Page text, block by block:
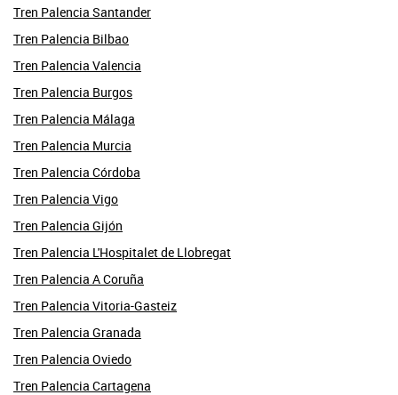
Tren Palencia Santander
Tren Palencia Bilbao
Tren Palencia Valencia
Tren Palencia Burgos
Tren Palencia Málaga
Tren Palencia Murcia
Tren Palencia Córdoba
Tren Palencia Vigo
Tren Palencia Gijón
Tren Palencia L'Hospitalet de Llobregat
Tren Palencia A Coruña
Tren Palencia Vitoria-Gasteiz
Tren Palencia Granada
Tren Palencia Oviedo
Tren Palencia Cartagena